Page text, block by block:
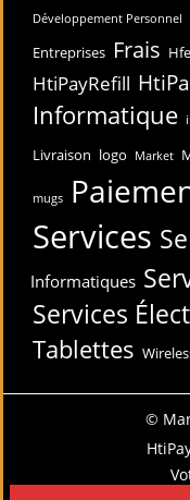
Développement Personnel
Entreprises Frais
HtiPayRefill
Informatique
Livraison logo Market
mugs
Services
Informatiques
Services
Tablettes
©